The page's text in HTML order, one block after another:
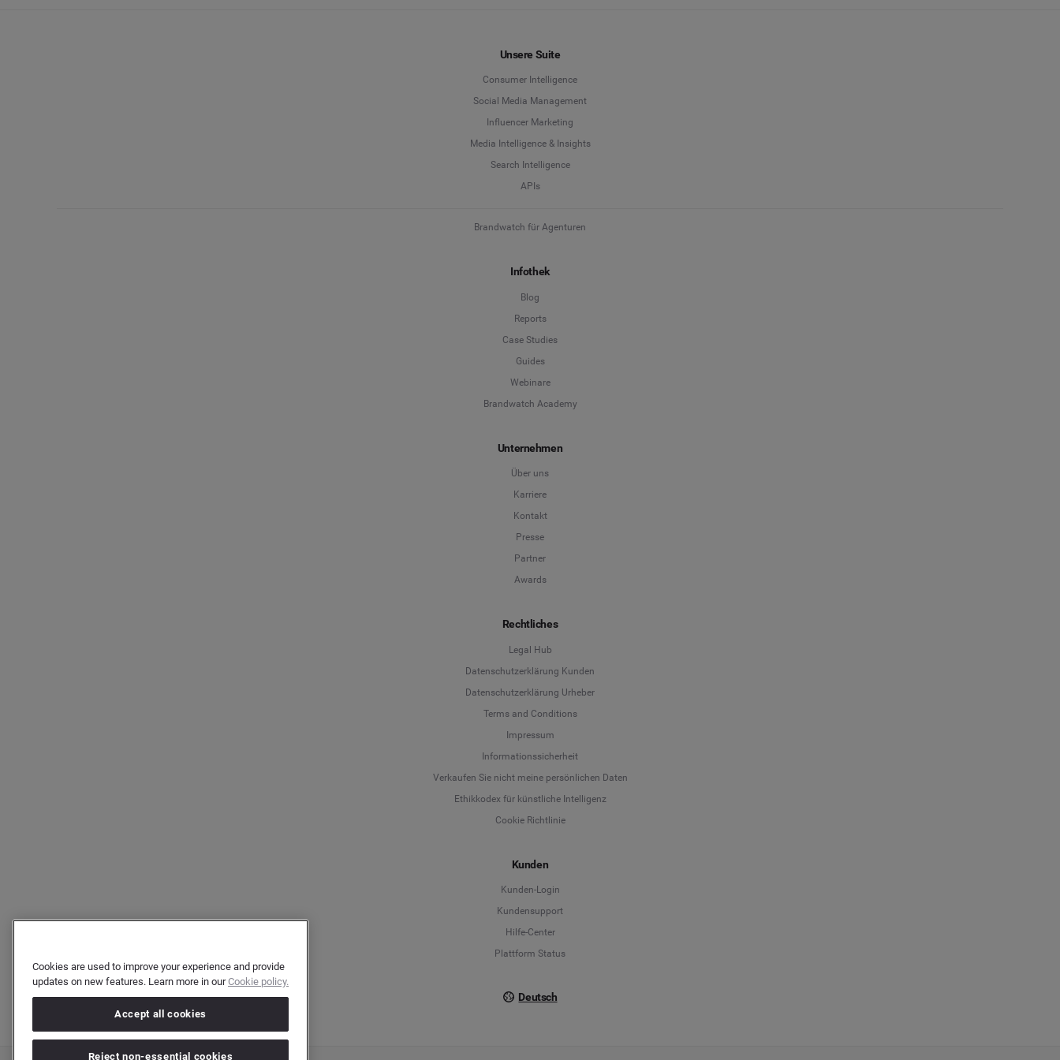
Unsere Suite
Consumer Intelligence
Social Media Management
Influencer Marketing
Media Intelligence & Insights
Search Intelligence
APIs
Brandwatch für Agenturen
Infothek
Blog
Reports
Case Studies
Guides
Webinare
Brandwatch Academy
Unternehmen
Über uns
Karriere
Kontakt
Presse
Partner
Awards
Rechtliches
Legal Hub
Datenschutzerklärung Kunden
Datenschutzerklärung Urheber
Terms and Conditions
Impressum
Informationssicherheit
Verkaufen Sie nicht meine persönlichen Daten
Ethikkodex für künstliche Intelligenz
Cookie Richtlinie
Kunden
Kunden-Login
Kundensupport
Hilfe-Center
Plattform Status
Deutsch
Deutsch
Cookies are used to improve your experience and provide
updates on new features. Learn more in ourCookie policy.
Accept all cookies
Reject non-essential cookies